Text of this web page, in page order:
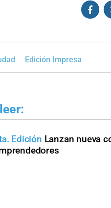
Edición Impresa
Edición Lanzan nueva